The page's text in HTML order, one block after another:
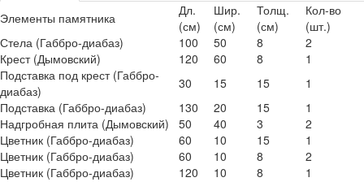
Элементы памятника
Дл.
(см)
Шир.
(см)
Толщ.
(см)
Кол-во
(шт.)
Стела (Габбро-диабаз)
100 50 8
2
Крест (Дымовский)
120 60 8
1
Подставка под крест (Габбро-
диабаз)
30 15 15
1
Подставка (Габбро-диабаз)
130 20 15
1
Надгробная плита (Дымовский)
50 40 3
2
Цветник (Габбро-диабаз)
60 10 15
1
Цветник (Габбро-диабаз)
60 10 8
2
Цветник (Габбро-диабаз)
120 10 8
1